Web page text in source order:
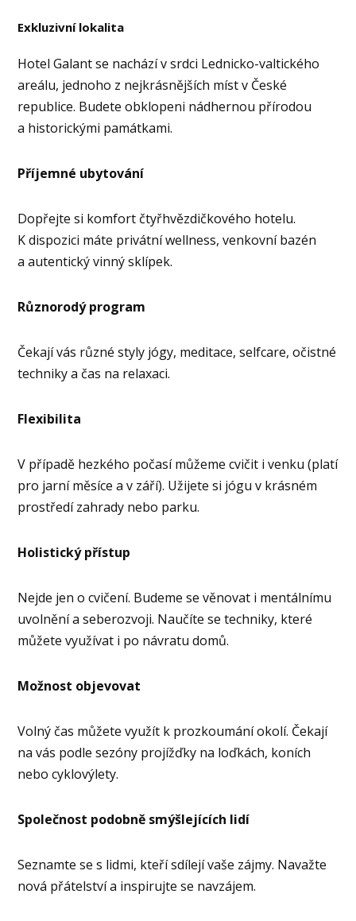
Exkluzivní lokalita
Hotel Galant se nachází v srdci Lednicko-valtického
areálu, jednoho z nejkrásnějších míst v České
republice. Budete obklopeni nádhernou přírodou
a historickými památkami.
Příjemné ubytování
Dopřejte si komfort čtyřhvězdičkového hotelu.
K dispozici máte privátní wellness, venkovní bazén
a autentický vinný sklípek.
Různorodý program
Čekají vás různé styly jógy, meditace, selfcare, očistné
techniky a čas na relaxaci.
Flexibilita
V případě hezkého počasí můžeme cvičit i venku (platí
pro jarní měsíce a v září). Užijete si jógu v krásném
prostředí zahrady nebo parku.
Holistický přístup
Nejde jen o cvičení. Budeme se věnovat i mentálnímu
uvolnění a seberozvoji. Naučíte se techniky, které
můžete využívat i po návratu domů.
Možnost objevovat
Volný čas můžete využít k prozkoumání okolí. Čekají
na vás podle sezóny projížďky na loďkách, koních
nebo cyklovýlety.
Společnost podobně smýšlejících lidí
Seznamte se s lidmi, kteří sdílejí vaše zájmy. Navažte
nová přátelství a inspirujte se navzájem.